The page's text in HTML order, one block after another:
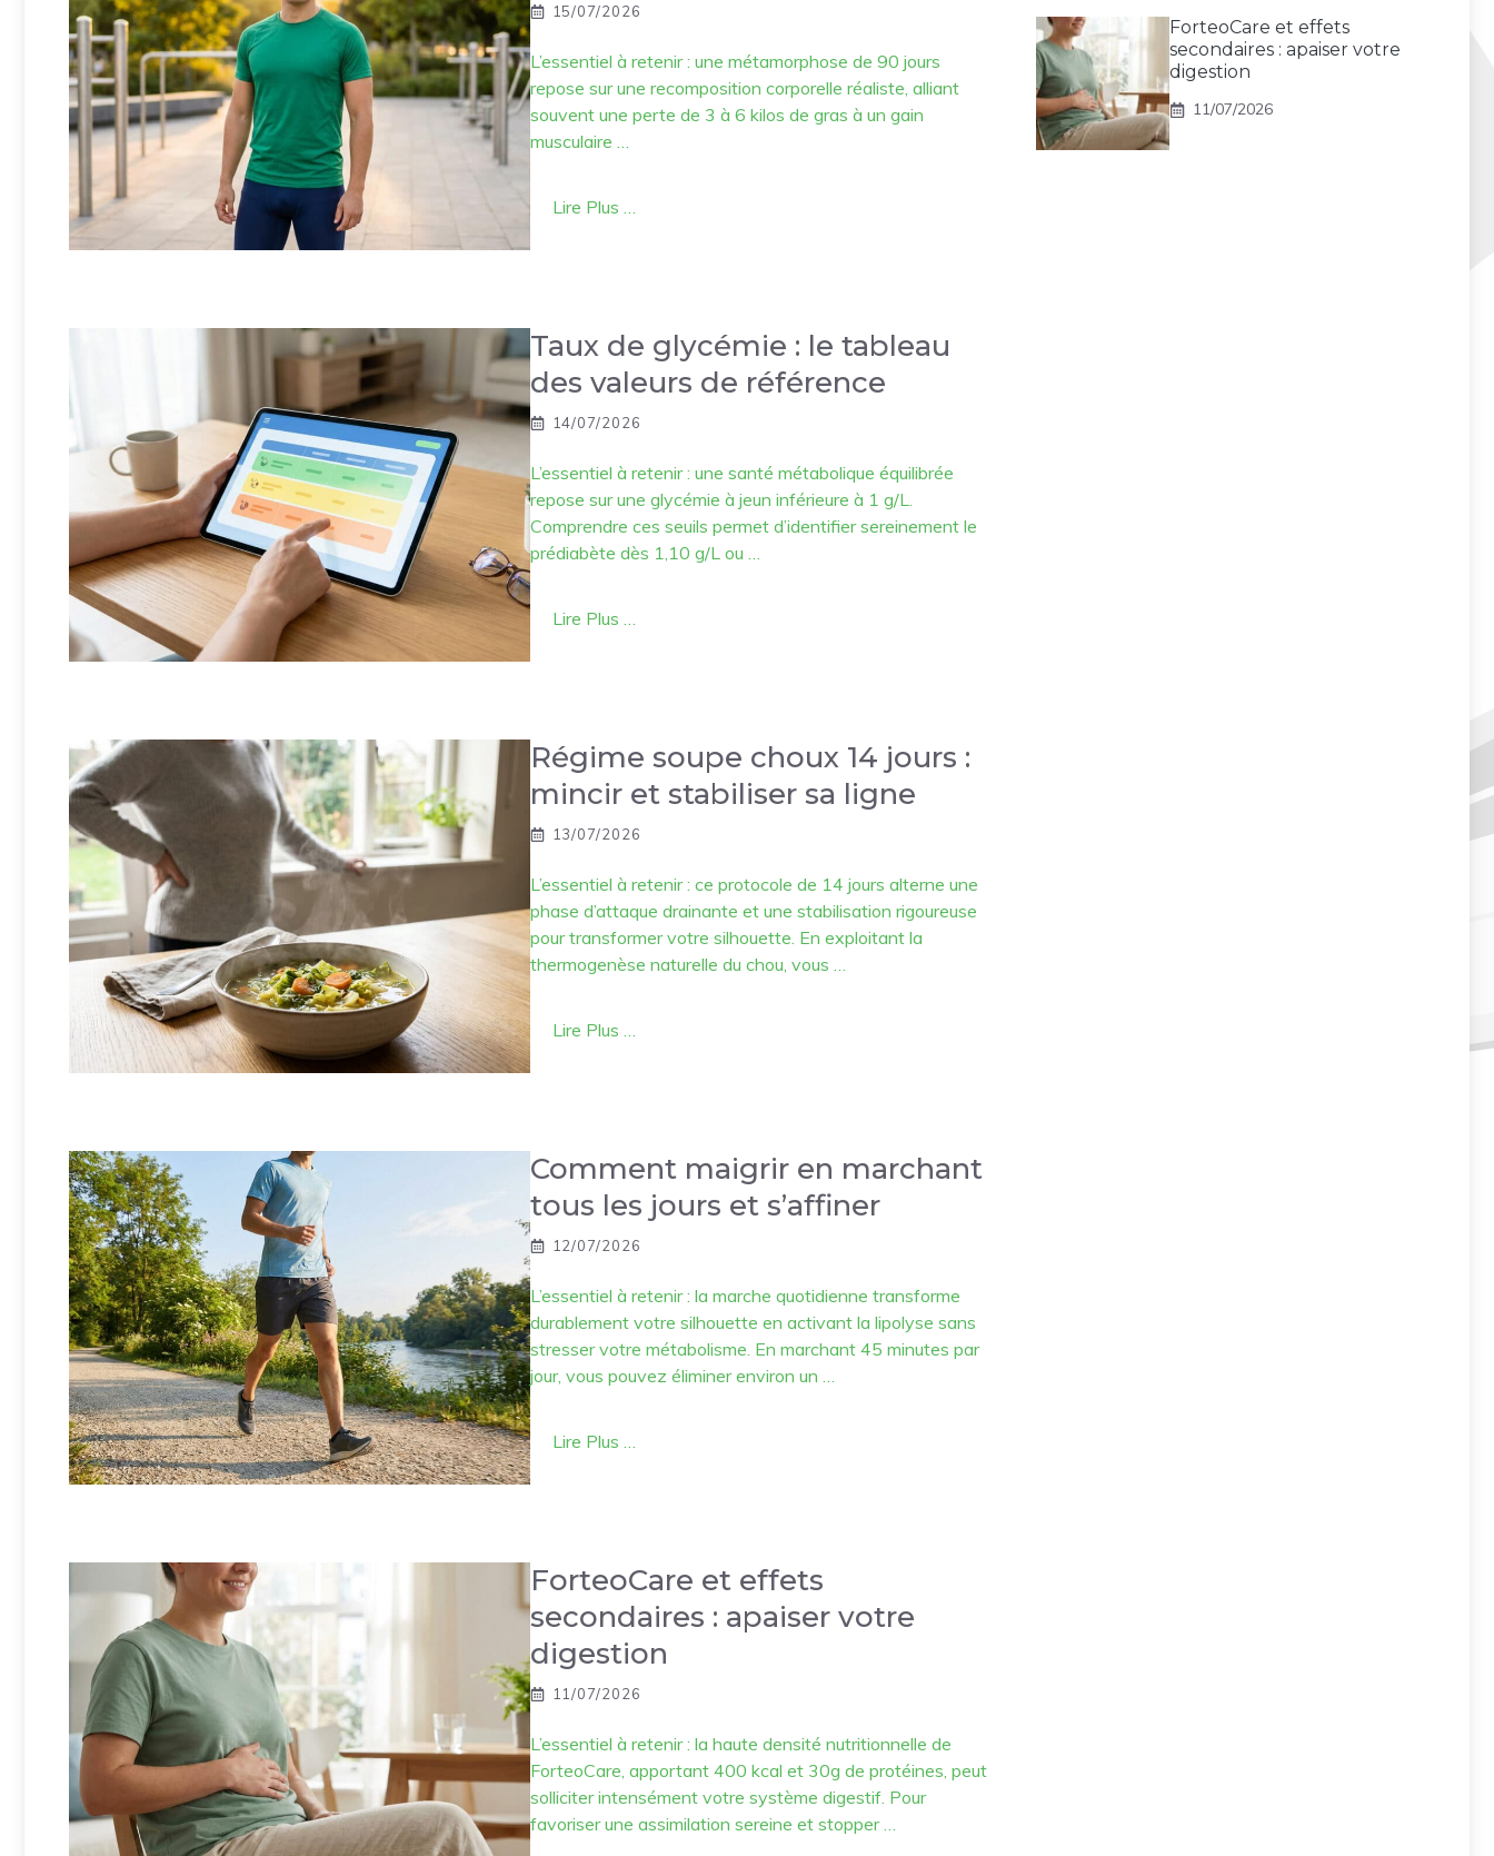
15/07/2026
L’essentiel à retenir : une métamorphose de 90 jours
repose sur une recomposition corporelle réaliste, alliant
souvent une perte de 3 à 6 kilos de gras à un gain
musculaire …
Lire Plus …
Taux de glycémie : le tableau
des valeurs de référence
14/07/2026
L’essentiel à retenir : une santé métabolique équilibrée
repose sur une glycémie à jeun inférieure à 1 g/L.
Comprendre ces seuils permet d’identifier sereinement le
prédiabète dès 1,10 g/L ou …
Lire Plus …
Régime soupe choux 14 jours :
mincir et stabiliser sa ligne
13/07/2026
L’essentiel à retenir : ce protocole de 14 jours alterne une
phase d’attaque drainante et une stabilisation rigoureuse
pour transformer votre silhouette. En exploitant la
thermogenèse naturelle du chou, vous …
Lire Plus …
Comment maigrir en marchant
tous les jours et s’affiner
12/07/2026
L’essentiel à retenir : la marche quotidienne transforme
durablement votre silhouette en activant la lipolyse sans
stresser votre métabolisme. En marchant 45 minutes par
jour, vous pouvez éliminer environ un …
Lire Plus …
ForteoCare et effets
secondaires : apaiser votre
digestion
11/07/2026
L’essentiel à retenir : la haute densité nutritionnelle de
ForteoCare, apportant 400 kcal et 30g de protéines, peut
solliciter intensément votre système digestif. Pour
favoriser une assimilation sereine et stopper …
ForteoCare et effets
secondaires : apaiser votre
digestion
11/07/2026